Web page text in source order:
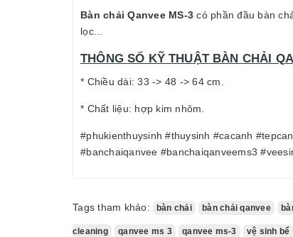
Bàn chải Qanvee MS-3 có phần đầu bàn
lọc...
THÔNG SỐ KỸ THUẬT BÀN CHẢI
* Chiều dài: 33 -> 48 -> 64 cm.
* Chất liệu: hợp kim nhôm.
#phukienthuysinh #thuysinh #cacanh
#banchaiqanvee #banchaiqanveems3
Tags tham khảo: bàn chải bàn chải qanvee
cleaning qanvee ms 3 qanvee ms-3 vệ sinh bể